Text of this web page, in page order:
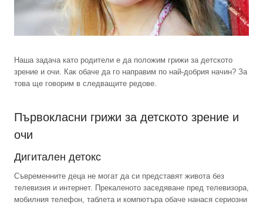
Наша задача като родители е да положим грижи за детското
зрение и очи. Как обаче да го направим по най-добрия начин? За
това ще говорим в следващите редове.
Първокласни грижи за детското зрение и
очи
Дигитален детокс
Съвременните деца не могат да си представят живота без
телевизия и интернет. Прекаленото заседяване пред телевизора,
мобилния телефон, таблета и компютъра обаче нанася сериозни